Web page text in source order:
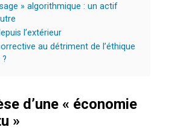
» algorithmique : un actif
l’extérieur
au détriment de l’éthique
d’une « économie
»